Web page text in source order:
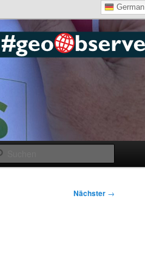
Nächster →
German